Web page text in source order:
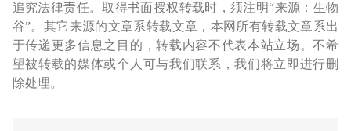
追究法律责任。取得书面授权转载时，须注明“来源：生物
谷”。其它来源的文章系转载文章，本网所有转载文章系出
于传递更多信息之目的，转载内容不代表本站立场。不希
望被转载的媒体或个人可与我们联系，我们将立即进行删
除处理。